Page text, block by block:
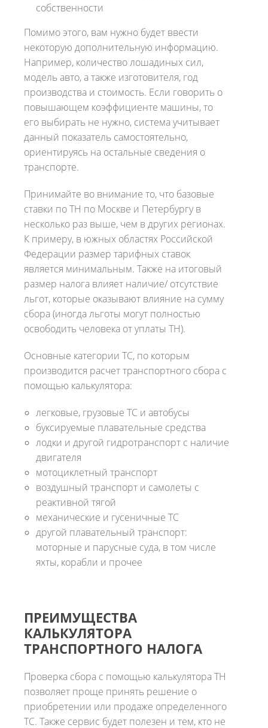
собственности
Помимо этого, вам нужно будет ввести
некоторую дополнительную информацию.
Например, количество лошадиных сил,
модель авто, а также изготовителя, год
производства и стоимость. Если говорить о
повышающем коэффициенте машины, то
его выбирать не нужно, система учитывает
данный показатель самостоятельно,
ориентируясь на остальные сведения о
транспорте.
Принимайте во внимание то, что базовые
ставки по ТН по Москве и Петербургу в
несколько раз выше, чем в других регионах.
К примеру, в южных областях Российской
Федерации размер тарифных ставок
является минимальным. Также на итоговый
размер налога влияет наличие/ отсутствие
льгот, которые оказывают влияние на сумму
сбора (иногда льготы могут полностью
освободить человека от уплаты ТН).
Основные категории ТС, по которым
производится расчет транспортного сбора с
помощью калькулятора:
легковые, грузовые ТС и автобусы
буксируемые плавательные средства
лодки и другой гидротранспорт с наличие
двигателя
мотоциклетный транспорт
воздушный транспорт и самолеты с
реактивной тягой
механические и гусеничные ТС
другой плавательный транспорт:
моторные и парусные суда, в том числе
яхты, корабли и прочее
ПРЕИМУЩЕСТВА
КАЛЬКУЛЯТОРА
ТРАНСПОРТНОГО НАЛОГА
Проверка сбора с помощью калькулятора ТН
позволяет проще принять решение о
приобретении или продаже определенного
ТС. Также сервис будет полезен и тем, кто не